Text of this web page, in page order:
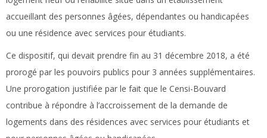
accueillant des personnes âgées, dépendantes ou handicapées
ou une résidence avec services pour étudiants.
Ce dispositif, qui devait prendre fin au 31 décembre 2018, a été
prorogé par les pouvoirs publics pour 3 années supplémentaires.
Une prorogation justifiée par le fait que le Censi-Bouvard
contribue à répondre à l’accroissement de la demande de
logements dans des résidences avec services pour étudiants et